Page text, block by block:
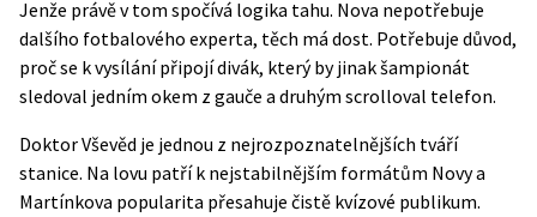
Jenže právě v tom spočívá logika tahu. Nova nepotřebuje
dalšího fotbalového experta, těch má dost. Potřebuje důvod,
proč se k vysílání připojí divák, který by jinak šampionát
sledoval jedním okem z gauče a druhým scrolloval telefon.
Doktor Vševěd je jednou z nejrozpoznatelnějších tváří
stanice. Na lovu patří k nejstabilnějším formátům Novy a
Martínkova popularita přesahuje čistě kvízové publikum.